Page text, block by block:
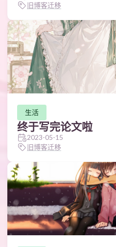
旧博客迁移
生活
终于写完论文啦
2023-05-15
旧博客迁移